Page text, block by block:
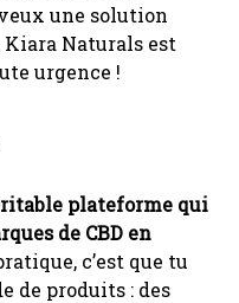
une solution
Naturals est
urgence !
plateforme qui
de CBD en
c’est que tu
de produits : des